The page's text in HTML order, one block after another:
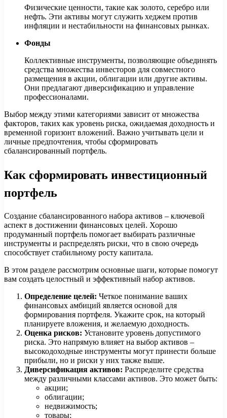
Физические ценности, такие как золото, серебро или
нефть. Эти активы могут служить хеджем против
инфляции и нестабильности на финансовых рынках.
Фонды
Коллективные инструменты, позволяющие объединять
средства множества инвесторов для совместного
размещения в акции, облигации или другие активы.
Они предлагают диверсификацию и управление
профессионалами.
Выбор между этими категориями зависит от множества
факторов, таких как уровень риска, ожидаемая доходность и
временной горизонт вложений. Важно учитывать цели и
личные предпочтения, чтобы сформировать
сбалансированный портфель.
Как сформировать инвестиционный
портфель
Создание сбалансированного набора активов – ключевой
аспект в достижении финансовых целей. Хорошо
продуманный портфель помогает выбирать различные
инструменты и распределять риски, что в свою очередь
способствует стабильному росту капитала.
В этом разделе рассмотрим основные шаги, которые помогут
вам создать целостный и эффективный набор активов.
Определение целей: Четкое понимание ваших
финансовых амбиций является основой для
формирования портфеля. Укажите срок, на который
планируете вложения, и желаемую доходность.
Оценка рисков: Установите уровень допустимого
риска. Это напрямую влияет на выбор активов –
высокодоходные инструменты могут принести больше
прибыли, но и риски у них также выше.
Диверсификация активов: Распределите средства
между различными классами активов. Это может быть:
акции;
облигации;
недвижимость;
товары;